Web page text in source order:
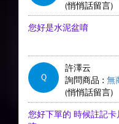
(悄悄話留言)
您好是水泥盆唷
Q
許澤云
詢問商品 : 無
(悄悄話留言)
您好下單的 時候註記卡